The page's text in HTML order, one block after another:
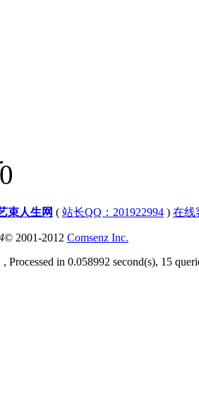
0
束人生网 ( 站长QQ：201922994 ) 在线
© 2001-2012 Comsenz Inc.
, Processed in 0.058992 second(s), 15